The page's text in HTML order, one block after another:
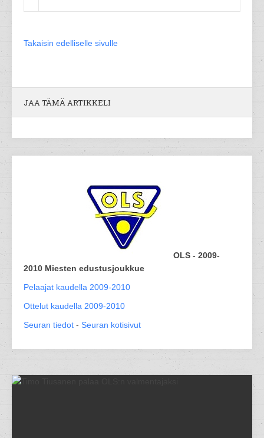
Takaisin edelliselle sivulle
JAA TÄMÄ ARTIKKELI
OLS - 2009-
2010 Miesten edustusjoukkue
Pelaajat kaudella 2009-2010
Ottelut kaudella 2009-2010
Seuran tiedot - Seuran kotisivut